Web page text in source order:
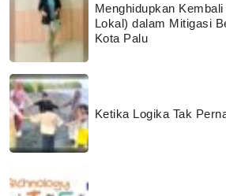
Menghidupkan Kembali
Lokal) dalam Mitigasi
Kota Palu
Ketika Logika Tak